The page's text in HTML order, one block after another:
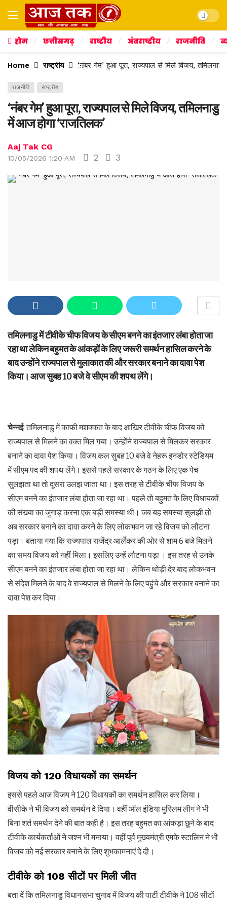
Dark
होम छत्तीसगढ़ राष्ट्रीय अंतराष्ट्रीय राजनीति
Home राष्ट्रीय ‘नंबर गेम’ हुआ पूरा, राज्यपाल से मिले विजय, तमिलनाडु
राजनीति राष्ट्रीय
‘नंबर गेम’ हुआ पूरा, राज्यपाल से मिले विजय, तमिलनाडु
में आज होगा ‘राजतिलक’
Aaj Tak CG
10/05/2026 1:20 AM 2 3
तमिलनाडु में टीवीके चीफ विजय के सीएम बनने का इंतजार लंबा होता जा
रहा था लेकिन बहुमत के आंकड़ों के लिए जरूरी समर्थन हासिल करने के
बाद उन्होंने राज्यपाल से मुलाकात की और सरकार बनाने का दावा पेश
किया। आज सुबह 10 बजे वे सीएम की शपथ लेंगे।
चेन्नई: तमिलनाडु में काफी मशक्कत के बाद आखिर टीवीके चीफ विजय को
राज्यपाल से मिलने का वक्त मिल गया। उन्होंने राज्यपाल से मिलकर सरकार
बनाने का दावा पेश किया। विजय कल सुबह 10 बजे वे नेहरू इनडोर स्टेडियम
में सीएम पद की शपथ लेंगे। इससे पहले सरकार के गठन के लिए एक पेच
सुलझता था तो दूसरा उलझ जाता था। इस तरह से टीवीके चीफ विजय के
सीएम बनने का इंतजार लंबा होता जा रहा था। पहले तो बहुमत के लिए विधायकों
की संख्या का जुगाड़ करना एक बड़ी समस्या थी। जब यह समस्या सुलझी तो
अब सरकार बनाने का दावा करने के लिए लोकभवन जा रहे विजय को लौटना
पड़ा। बताया गया कि राज्यपाल राजेंद्र आर्लेकर की ओर से शाम 6 बजे मिलने
का समय विजय को नहीं मिला। इसलिए उन्हें लौटना पड़ा । इस तरह से उनके
सीएम बनने का इंतजार लंबा होता जा रहा था। लेकिन थोड़ी देर बाद लोकभवन
से संदेश मिलने के बाद वे राज्यपाल से मिलने के लिए पहुंचे और सरकार बनाने का
दावा पेश कर दिया।
विजय को 120 विधायकों का समर्थन
इससे पहले आज विजय ने 120 विधायकों का समर्थन हासिल कर लिया।
वीसीके ने भी विजय को समर्थन दे दिया। वहीं ऑल इंडिया मुस्लिम लीग ने भी
बिना शर्त समर्थन देने की बात कही है। इस तरह बहुमत का आंकड़ा छूने के बाद
टीवीके कार्यकर्ताओं ने जश्न भी मनाया। वहीं पूर्व मुख्यमंत्री एमके स्टालिन ने भी
विजय को नई सरकार बनाने के लिए शुभकामनाएं दे दी।
टीवीके को 108 सीटों पर मिली जीत
बता दें कि तमिलनाडु विधानसभा चुनाव में विजय की पार्टी टीवीके ने 108 सीटों